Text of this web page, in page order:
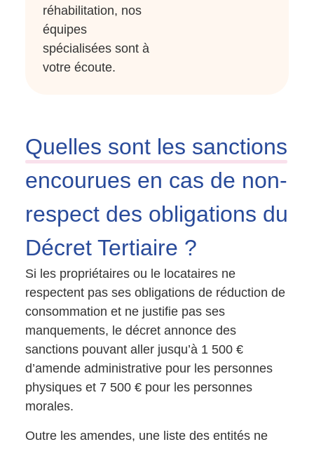
réhabilitation, nos
équipes
spécialisées sont à
votre écoute.
Quelles sont les sanctions
encourues en cas de non-
respect des obligations du
Décret Tertiaire ?
Si les propriétaires ou le locataires ne
respectent pas ses obligations de réduction de
consommation et ne justifie pas ses
manquements, le décret annonce des
sanctions pouvant aller jusqu’à 1 500 €
d’amende administrative pour les personnes
physiques et 7 500 € pour les personnes
morales.
Outre les amendes, une liste des entités ne